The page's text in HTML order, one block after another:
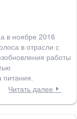
в ноябре 2016
в отрасли с
работы
питания.
Читать далее